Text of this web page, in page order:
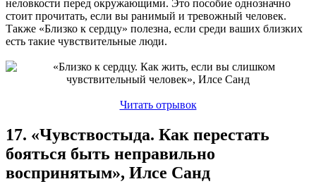
неловкости перед окружающими. Это пособие однозначно
стоит прочитать, если вы ранимый и тревожный человек.
Также «Близко к сердцу» полезна, если среди ваших близких
есть такие чувствительные люди.
Читать отрывок
17. «Чувствостыда. Как перестать
бояться быть неправильно
воспринятым», Илсе Санд